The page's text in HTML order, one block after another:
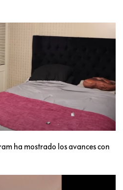
ha mostrado los avances con